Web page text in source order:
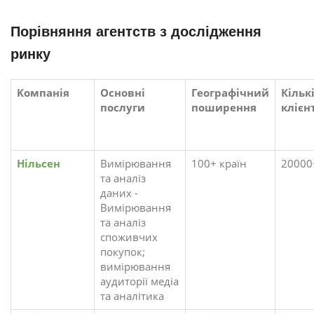
Порівняння агентств з дослідження
ринку
Компанія
Основні
послуги
Географічний
поширення
Нільсен
Вимірювання
та аналіз
даних -
Вимірювання
та аналіз
споживчих
покупок;
вимірювання
аудиторії медіа
та аналітика
100+ країн